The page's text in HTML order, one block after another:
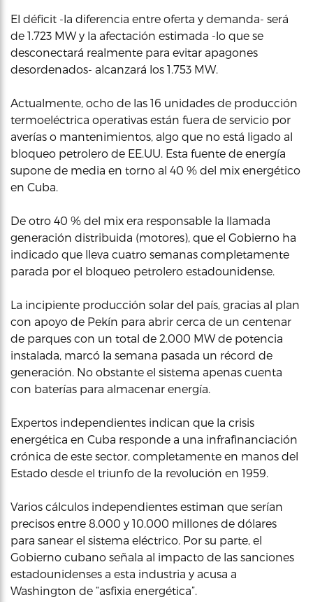
El déficit -la diferencia entre oferta y demanda- será
de 1.723 MW y la afectación estimada -lo que se
desconectará realmente para evitar apagones
desordenados- alcanzará los 1.753 MW.
Actualmente, ocho de las 16 unidades de producción
termoeléctrica operativas están fuera de servicio por
averías o mantenimientos, algo que no está ligado al
bloqueo petrolero de EE.UU. Esta fuente de energía
supone de media en torno al 40 % del mix energético
en Cuba.
De otro 40 % del mix era responsable la llamada
generación distribuida (motores), que el Gobierno ha
indicado que lleva cuatro semanas completamente
parada por el bloqueo petrolero estadounidense.
La incipiente producción solar del país, gracias al plan
con apoyo de Pekín para abrir cerca de un centenar
de parques con un total de 2.000 MW de potencia
instalada, marcó la semana pasada un récord de
generación. No obstante el sistema apenas cuenta
con baterías para almacenar energía.
Expertos independientes indican que la crisis
energética en Cuba responde a una infrafinanciación
crónica de este sector, completamente en manos del
Estado desde el triunfo de la revolución en 1959.
Varios cálculos independientes estiman que serían
precisos entre 8.000 y 10.000 millones de dólares
para sanear el sistema eléctrico. Por su parte, el
Gobierno cubano señala al impacto de las sanciones
estadounidenses a esta industria y acusa a
Washington de “asfixia energética”.